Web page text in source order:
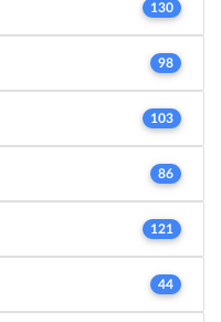
130
98
103
86
121
44